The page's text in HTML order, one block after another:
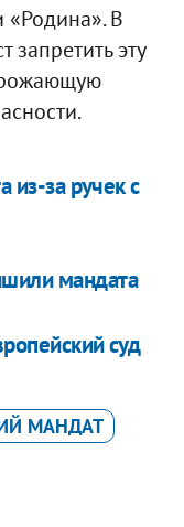
«Родина». В
эту
из-за ручек с
мандата
суд
МАНДАТ